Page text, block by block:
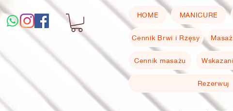
HOME MANICURE
Cennik Brwi i Rzęsy
Cennik masażu
Rezerwuj